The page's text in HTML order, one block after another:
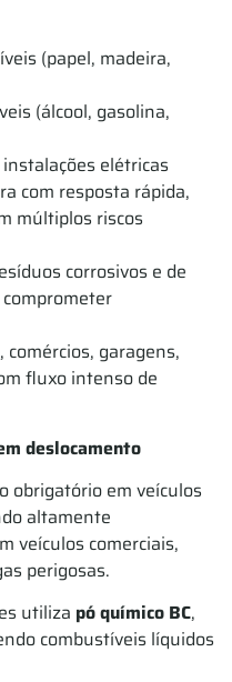
(papel, madeira,
(álcool, gasolina,
elétricas
com resposta rápida,
múltiplos riscos
corrosivos e de
garagens,
fluxo intenso de
deslocamento
obrigatório em veículos
altamente
veículos comerciais,
perigosas.
utiliza pó químico BC,
combustíveis líquidos